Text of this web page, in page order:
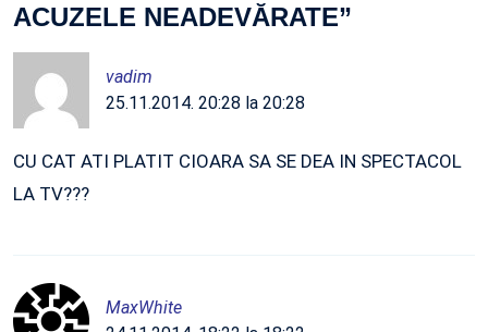
ACUZELE NEADEVĂRATE”
vadim
25.11.2014. 20:28 la 20:28
CU CAT ATI PLATIT CIOARA SA SE DEA IN SPECTACOL
LA TV???
MaxWhite